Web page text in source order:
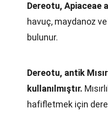
Dereotu, Apiaceae
havuç, maydanoz
bulunur.
Dereotu, antik
kullanılmıştır.
hafifletmek için